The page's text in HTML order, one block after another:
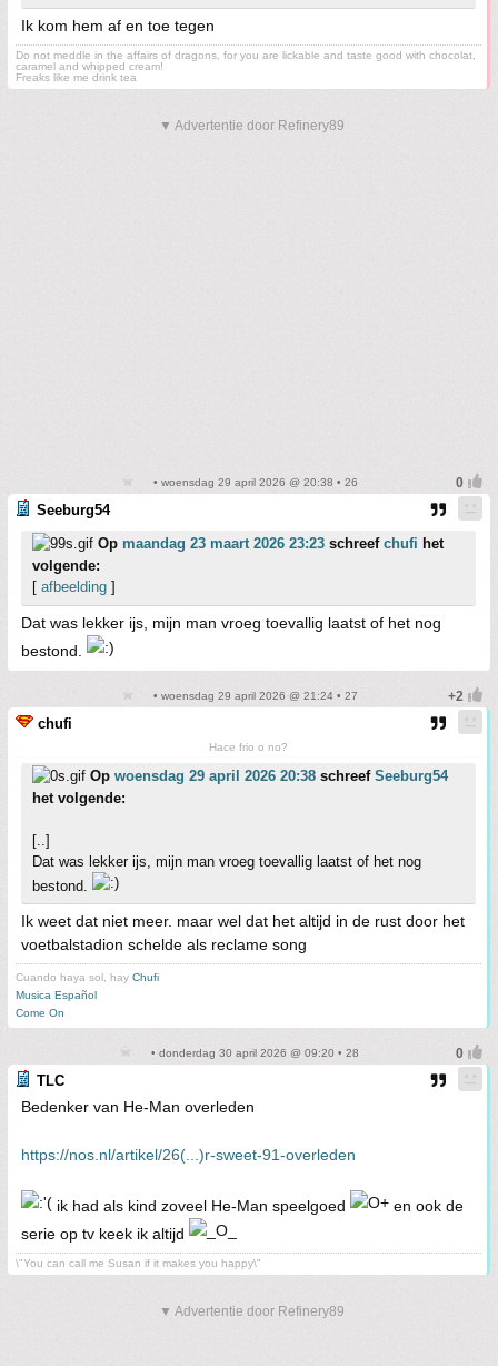
Ik kom hem af en toe tegen
Do not meddle in the affairs of dragons, for you are lickable and taste good with chocolat,
caramel and whipped cream!
Freaks like me drink tea
▼ Advertentie door Refinery89
• woensdag 29 april 2026 @ 20:38 • 26
Seeburg54
Op maandag 23 maart 2026 23:23 schreef chufi het
volgende:
[ afbeelding ]
Dat was lekker ijs, mijn man vroeg toevallig laatst of het nog
bestond.
• woensdag 29 april 2026 @ 21:24 • 27
chufi
Hace frio o no?
Op woensdag 29 april 2026 20:38 schreef Seeburg54
het volgende:
[..]
Dat was lekker ijs, mijn man vroeg toevallig laatst of het nog
bestond.
Ik weet dat niet meer. maar wel dat het altijd in de rust door het
voetbalstadion schelde als reclame song
Cuando haya sol, hay Chufi
Musica Español
Come On
• donderdag 30 april 2026 @ 09:20 • 28
TLC
Bedenker van He-Man overleden
https://nos.nl/artikel/26(...)r-sweet-91-overleden
ik had als kind zoveel He-Man speelgoed
en ook de
serie op tv keek ik altijd
\"You can call me Susan if it makes you happy\"
▼ Advertentie door Refinery89